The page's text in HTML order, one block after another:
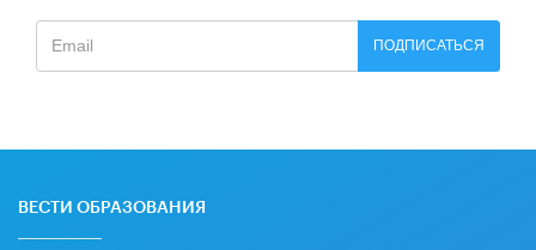
ПОДПИСАТЬСЯ
ВЕСТИ ОБРАЗОВАНИЯ